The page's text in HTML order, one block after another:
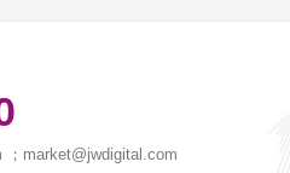
；market@jwdigital.com